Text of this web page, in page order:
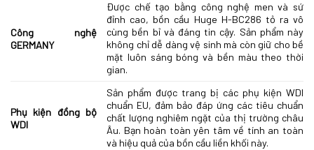
Công nghệ
GERMANY
Được chế tạo bằng công nghệ men và sứ
đỉnh cao, bồn cầu Huge H-BC286 tỏ ra vô
cùng bền bỉ và đáng tin cậy. Sản phẩm này
không chỉ dễ dàng vệ sinh mà còn giữ cho bề
mặt luôn sáng bóng và bền màu theo thời
gian.
Phụ kiện đồng bộ
WDI
Sản phẩm được trang bị các phụ kiện WDI
chuẩn EU, đảm bảo đáp ứng các tiêu chuẩn
chất lượng nghiêm ngặt của thị trường châu
Âu. Bạn hoàn toàn yên tâm về tính an toàn
và hiệu quả của bồn cầu liền khối này.